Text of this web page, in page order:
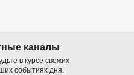
каналы
в курсе свежих
событиях дня.